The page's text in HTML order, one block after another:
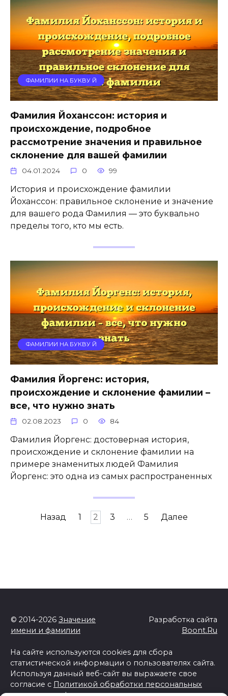
ФАМИЛИИ НА БУКВУ Й
Фамилия Йоханссон: история и
происхождение, подробное
рассмотрение значения и правильное
склонение для вашей фамилии
04.01.2024 0 99
История и происхождение фамилии
Йоханссон: правильное склонение и значение
для вашего рода Фамилия — это буквально
пределы того, кто мы есть.
ФАМИЛИИ НА БУКВУ Й
Фамилия Йоргенс: история,
происхождение и склонение фамилии –
все, что нужно знать
02.08.2023 0 84
Фамилия Йоргенс: достоверная история,
происхождение и склонение фамилии на
примере знаменитых людей Фамилия
Йоргенс: это одна из самых распространенных
Пагинация
Назад 1 2 3 … 5 Далее
© 2014-2026 Значение
имени и фамилии
Разработка сайта
Boont.Ru
На сайте используются cookies для сбора
статистической информации о пользователях сайта.
Используя данный веб-сайт вы выражаете свое
согласие с Политикой обработки персональных